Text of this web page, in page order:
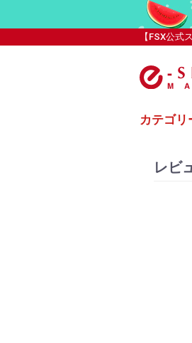
【FSX公式
カテゴリ
レビ